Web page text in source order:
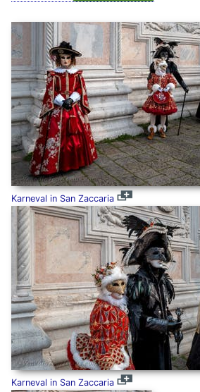
Karneval in San Zaccaria
Karneval in San Zaccaria